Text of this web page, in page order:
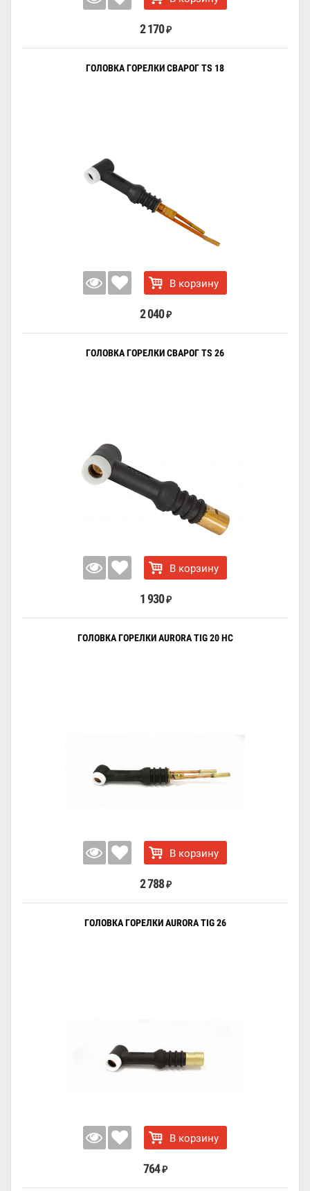
2 170 ₽
ГОЛОВКА ГОРЕЛКИ СВАРОГ TS 18
В корзину
2 040 ₽
ГОЛОВКА ГОРЕЛКИ СВАРОГ TS 26
В корзину
1 930 ₽
ГОЛОВКА ГОРЕЛКИ AURORA TIG 20 HC
В корзину
2 788 ₽
ГОЛОВКА ГОРЕЛКИ AURORA TIG 26
В корзину
764 ₽